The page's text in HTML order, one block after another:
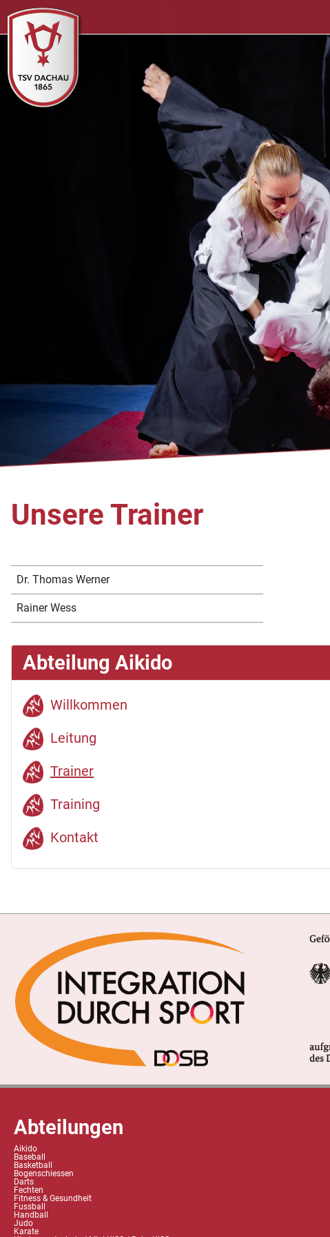
Abteilung Aikido
Willkommen
Leitung
Trainer
Training
Kontakt
Unsere Trainer
Dr. Thomas Werner
Rainer Wess
Abteilungen
Aikido
Baseball
Basketball
Bogenschiessen
Darts
Fechten
Fitness & Gesundheit
Fussball
Handball
Judo
Karate